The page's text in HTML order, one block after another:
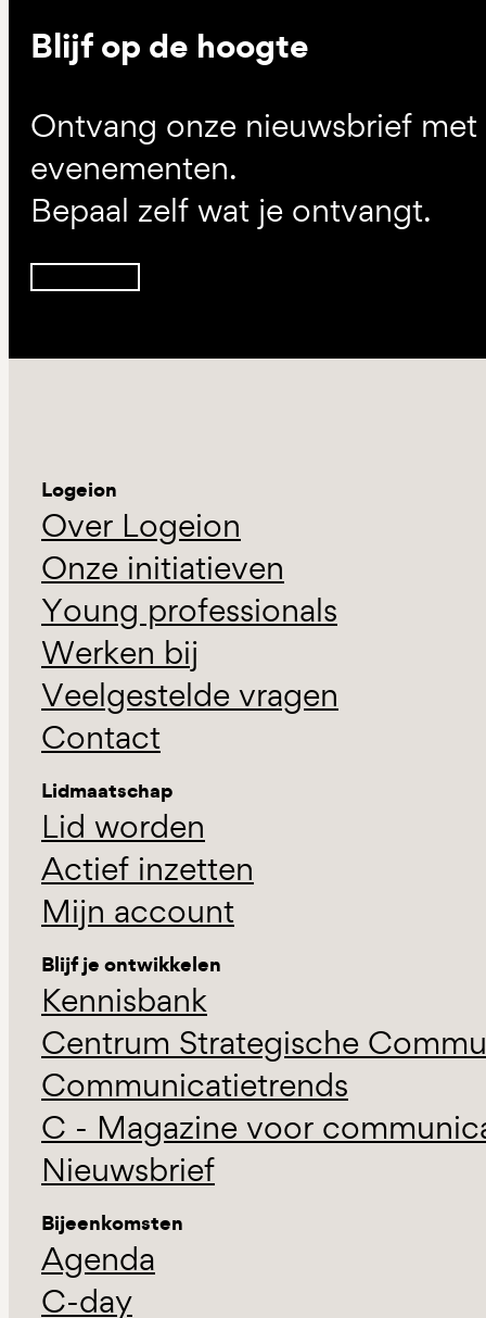
Blijf op de hoogte
Ontvang onze nieuwsbrief
evenementen.
Bepaal zelf wat je ontvangt.
Logeion
Over Logeion
Onze initiatieven
Young professionals
Werken bij
Veelgestelde vragen
Contact
Lidmaatschap
Lid worden
Actief inzetten
Mijn account
Blijf je ontwikkelen
Kennisbank
Centrum Strategische
Communicatietrends
C - Magazine voor
Nieuwsbrief
Bijeenkomsten
Agenda
C-day